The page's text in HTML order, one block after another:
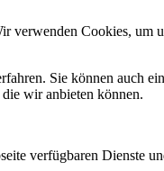
Cookies,
Sie können auch
wir anbieten können.
verfügbaren Dienste